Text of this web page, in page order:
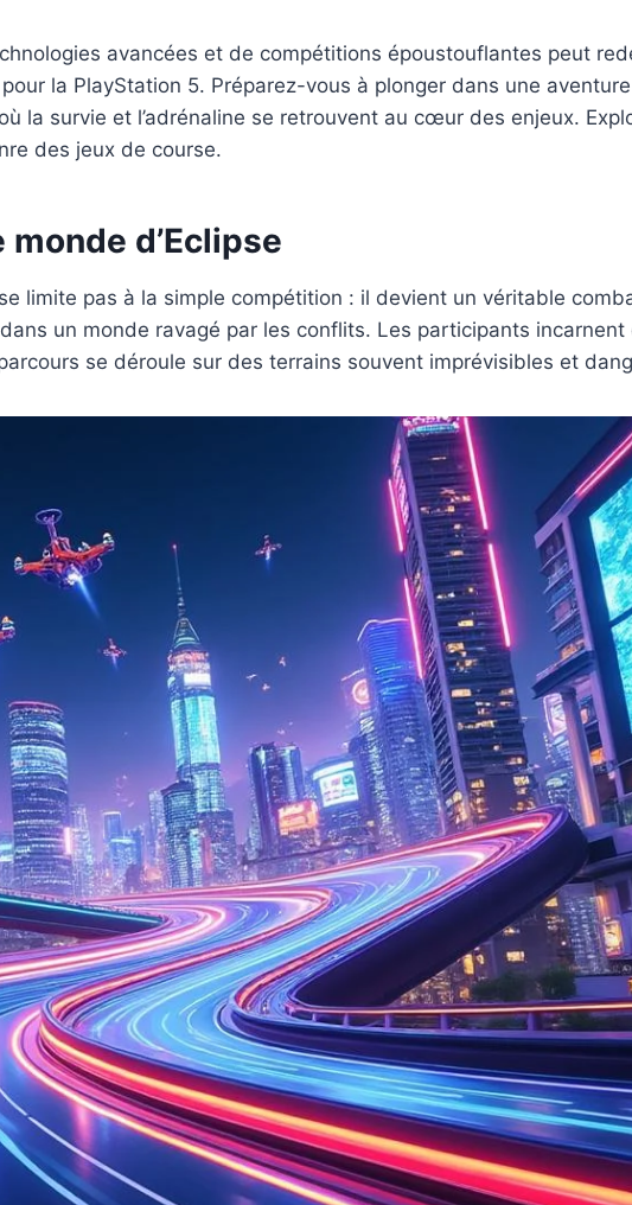
avancées et de compétitions époustouflantes peut
la PlayStation 5. Préparez-vous à plonger dans une
la survie et l’adrénaline se retrouvent au cœur des enjeux.
des jeux de course.
d’Eclipse
limite pas à la simple compétition : il devient un véritable
un monde ravagé par les conflits. Les participants incarnent
se déroule sur des terrains souvent imprévisibles et